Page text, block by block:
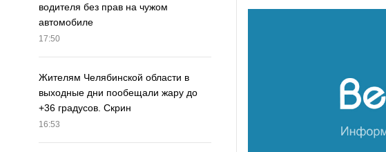
водителя без прав на чужом
автомобиле
17:50
Жителям Челябинской области в
выходные дни пообещали жару до
+36 градусов. Скрин
16:53